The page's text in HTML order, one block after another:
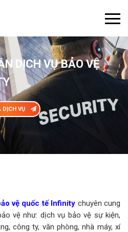
DỊCH VỤ BẢO VỆ
DỊCH VỤ
vệ quốc tế Infinity chuyên cung
vệ như: dịch vụ bảo vệ sự kiện,
công ty, văn phòng, nhà máy, xí